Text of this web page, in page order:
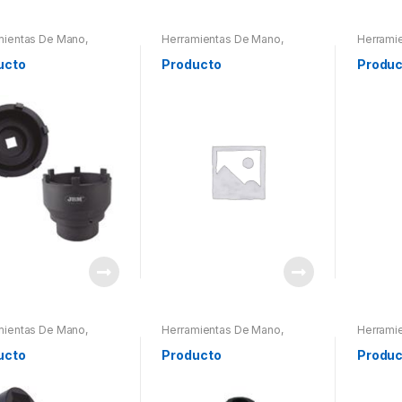
De Mano,
Otros
Herramientas De Mano,
Herramientas Otros
Producto
De Mano,
Otros
Herramientas De Mano,
Herramientas Otros
Producto